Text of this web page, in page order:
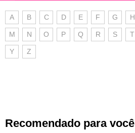
A B C D E F G H
M N O P Q R S T
Y Z
Recomendado para você